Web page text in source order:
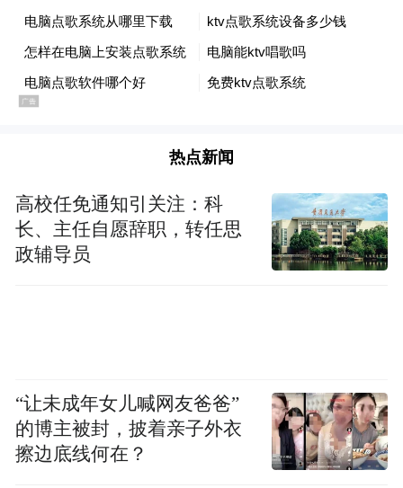
将遁入匮乏之门，在经验里漂泊的
小练习
失重的小练习
与尘埃亲昵的小练习
在空荡荡房间布满烟雾的小练习
异乡人的小练习
肉搏的，当热情耗尽时
热点新闻
高校任免通知引关注：科
长、主任自愿辞职，转任思
政辅导员
“让未成年女儿喊网友爸爸”
的博主被封，披着亲子外衣
擦边底线何在？